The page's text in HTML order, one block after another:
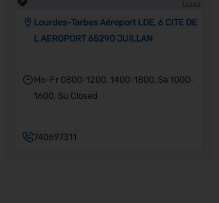
Lourdes-Tarbes Aéroport LDE, 6 CITE DE
L AEROPORT 65290 JUILLAN
Mo-Fr 0800-1200, 1400-1800, Sa 1000-
1600, Su Closed
740697311